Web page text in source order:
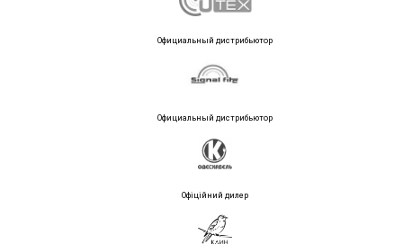
Официальный дистрибьютор
Официальный дистрибьютор
Офіційний дилер